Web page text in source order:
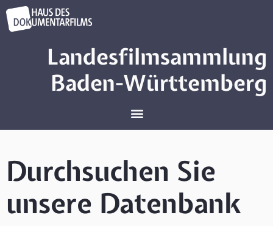
Landesfilmsammlung
Baden-Württemberg
Durchsuchen Sie
unsere Datenbank